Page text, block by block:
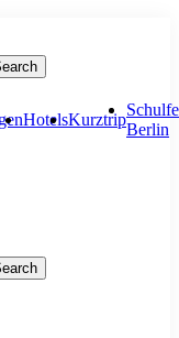
HotelsKurztrip
Berlin